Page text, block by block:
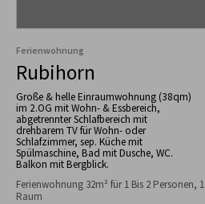
Ferienwohnung
Rubihorn
Große & helle Einraumwohnung (38qm)
im 2.OG mit Wohn- & Essbereich,
abgetrennter Schlafbereich mit
drehbarem TV für Wohn- oder
Schlafzimmer, sep. Küche mit
Spülmaschine, Bad mit Dusche, WC.
Balkon mit Bergblick.
Ferienwohnung 32m² für 1 Bis 2 Personen, 1
Raum